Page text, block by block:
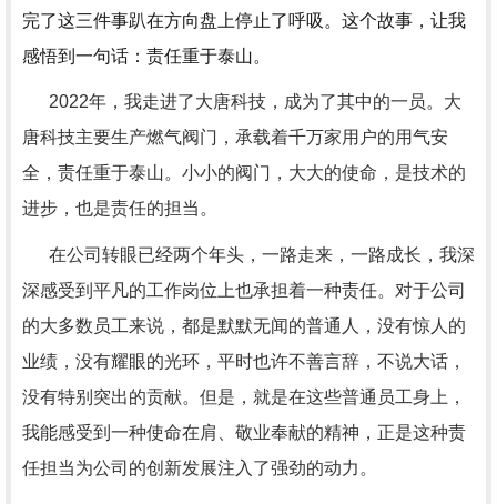
完了这三件事趴在方向盘上停止了呼吸。这个故事，让我
感悟到一句话：责任重于泰山。
2022年，我走进了大唐科技，成为了其中的一员。大
唐科技主要生产燃气阀门，承载着千万家用户的用气安
全，责任重于泰山。小小的阀门，大大的使命，是技术的
进步，也是责任的担当。
在公司转眼已经两个年头，一路走来，一路成长，我深
深感受到平凡的工作岗位上也承担着一种责任。对于公司
的大多数员工来说，都是默默无闻的普通人，没有惊人的
业绩，没有耀眼的光环，平时也许不善言辞，不说大话，
没有特别突出的贡献。但是，就是在这些普通员工身上，
我能感受到一种使命在肩、敬业奉献的精神，正是这种责
任担当为公司的创新发展注入了强劲的动力。